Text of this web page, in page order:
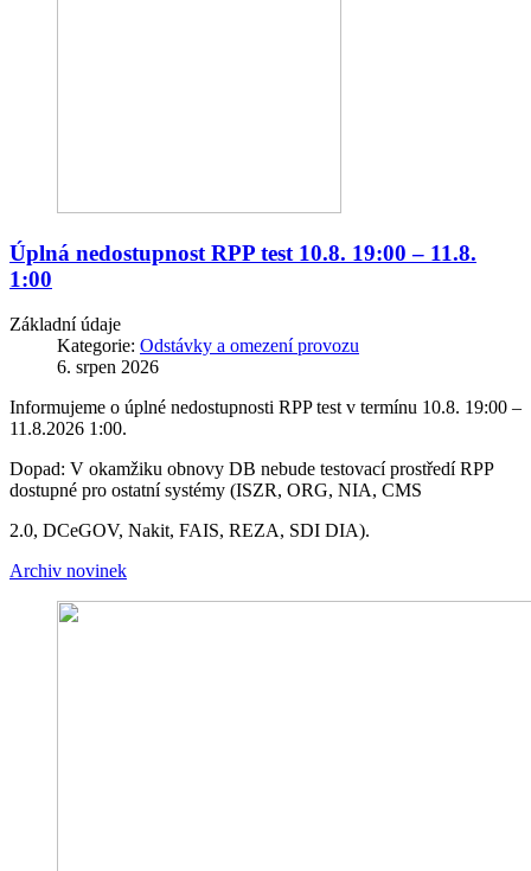
Úplná nedostupnost RPP test 10.8. 19:00 – 11.8.
1:00
Základní údaje
Kategorie: Odstávky a omezení provozu
6. srpen 2026
Informujeme o úplné nedostupnosti RPP test v termínu 10.8. 19:00 –
11.8.2026 1:00.
Dopad: V okamžiku obnovy DB nebude testovací prostředí RPP
dostupné pro ostatní systémy (ISZR, ORG, NIA, CMS
2.0, DCeGOV, Nakit, FAIS, REZA, SDI DIA).
Archiv novinek